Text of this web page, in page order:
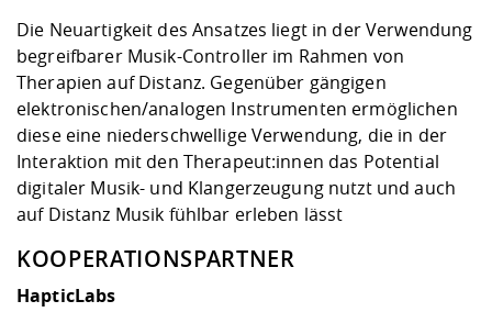
Die Neuartigkeit des Ansatzes liegt in der Verwendung
begreifbarer Musik-Controller im Rahmen von
Therapien auf Distanz. Gegenüber gängigen
elektronischen/analogen Instrumenten ermöglichen
diese eine niederschwellige Verwendung, die in der
Interaktion mit den Therapeut:innen das Potential
digitaler Musik- und Klangerzeugung nutzt und auch
auf Distanz Musik fühlbar erleben lässt
KOOPERATIONSPARTNER
HapticLabs